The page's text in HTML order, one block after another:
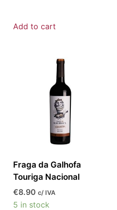
Add to cart
Fraga da Galhofa
Touriga Nacional
€8.90 c/ IVA
5 in stock